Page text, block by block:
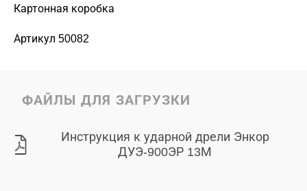
Картонная коробка
Артикул 50082
ФАЙЛЫ ДЛЯ ЗАГРУЗКИ
Инструкция к ударной дрели Энкор
ДУЭ-900ЭР 13М